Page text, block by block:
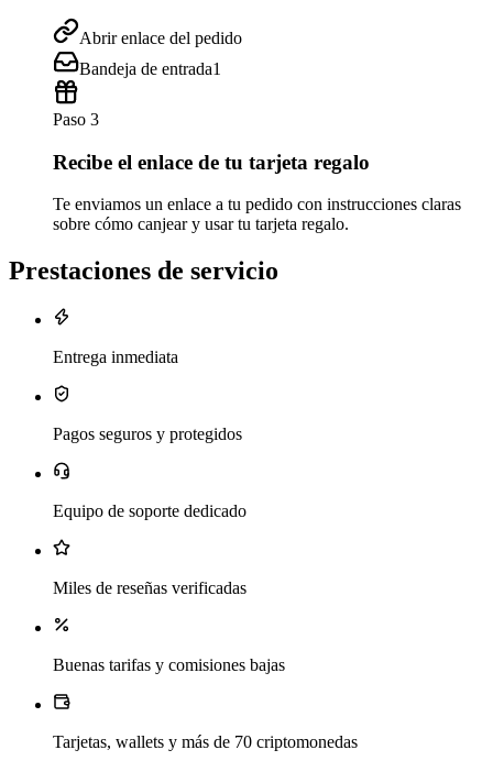
Abrir enlace del pedido
Bandeja de entrada1
Paso 3
Recibe el enlace de tu tarjeta regalo
Te enviamos un enlace a tu pedido con instrucciones claras
sobre cómo canjear y usar tu tarjeta regalo.
Prestaciones de servicio
Entrega inmediata
Pagos seguros y protegidos
Equipo de soporte dedicado
Miles de reseñas verificadas
Buenas tarifas y comisiones bajas
Tarjetas, wallets y más de 70 criptomonedas